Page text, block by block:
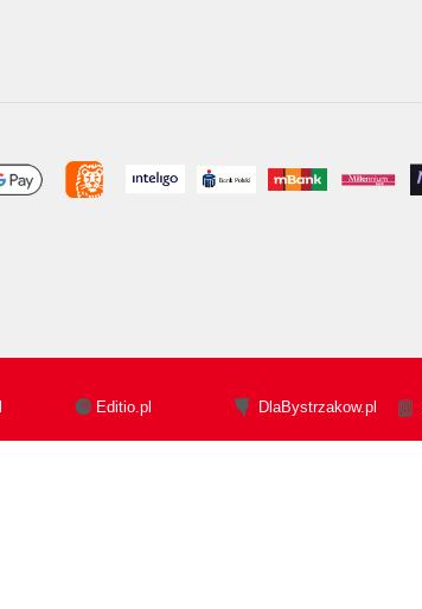
Editio.pl DlaBystrzakow.pl